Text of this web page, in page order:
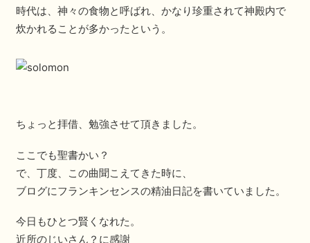
時代は、神々の食物と呼ばれ、かなり珍重されて神殿内で
炊かれることが多かったという。
ちょっと拝借、勉強させて頂きました。
ここでも聖書かい？
で、丁度、この曲聞こえてきた時に、
ブログにフランキンセンスの精油日記を書いていました。
今日もひとつ賢くなれた。
近所のじいさん？に感謝